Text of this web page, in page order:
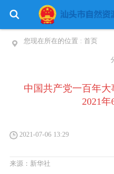
您现在所在的位置 : 首页
中国共产党一百年大
2021年
2021-07-06 13:29
来源： 新华社